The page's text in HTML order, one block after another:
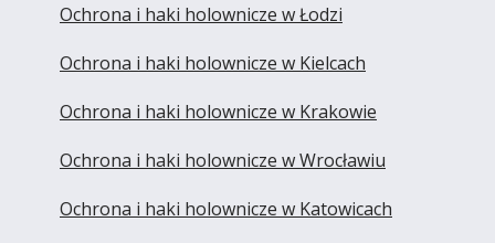
Ochrona i haki holownicze w Łodzi
Ochrona i haki holownicze w Kielcach
Ochrona i haki holownicze w Krakowie
Ochrona i haki holownicze w Wrocławiu
Ochrona i haki holownicze w Katowicach